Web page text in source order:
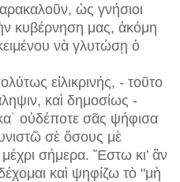
ὡς γνήσιοι
κυβέρνηση μας, ἀκόμη
νὰ γλυτώσῃ ὁ
εἰλικρινής, - τοῦτο
καὶ δημοσίως -
οὐδέποτε σᾶς ψήφισα
σὲ ὅσους μὲ
σήμερα. Ἔστω κι’ ἂν
καὶ ψηφίζω τὸ "μὴ